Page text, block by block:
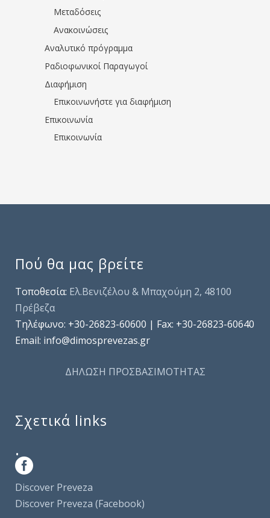
Μεταδόσεις
Ανακοινώσεις
Αναλυτικό πρόγραμμα
Ραδιοφωνικοί Παραγωγοί
Διαφήμιση
Επικοινωνήστε για διαφήμιση
Επικοινωνία
Επικοινωνία
Πού θα μας βρείτε
Τοποθεσία: Ελ.Βενιζέλου & Μπαχούμη 2, 48100
Πρέβεζα
Τηλέφωνo: +30-26823-60600 | Fax: +30-26823-60640
Email: info@dimosprevezas.gr
ΔΗΛΩΣΗ ΠΡΟΣΒΑΣΙΜΟΤΗΤΑΣ
Σχετικά links
.
Discover Preveza
Discover Preveza (Facebook)